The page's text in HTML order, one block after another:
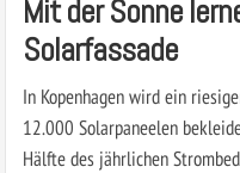
Mit der Sonne
Solarfassade
In Kopenhagen wird ein
12.000 Solarpaneelen
Hälfte des jährlichen